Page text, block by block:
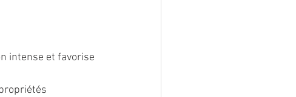
intense et favorise